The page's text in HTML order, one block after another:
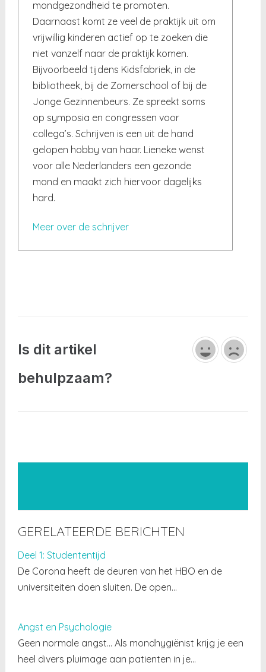
mondgezondheid te promoten.
Daarnaast komt ze veel de praktijk uit om
vrijwillig kinderen actief op te zoeken die
niet vanzelf naar de praktijk komen.
Bijvoorbeeld tijdens Kidsfabriek, in de
bibliotheek, bij de Zomerschool of bij de
Jonge Gezinnenbeurs. Ze spreekt soms
op symposia en congressen voor
collega’s. Schrijven is een uit de hand
gelopen hobby van haar. Lieneke wenst
voor alle Nederlanders een gezonde
mond en maakt zich hiervoor dagelijks
hard.
Meer over de schrijver
Is dit artikel
behulpzaam?
GERELATEERDE BERICHTEN
Deel 1: Studententijd
De Corona heeft de deuren van het HBO en de
universiteiten doen sluiten. De open…
Angst en Psychologie
Geen normale angst… Als mondhygiënist krijg je een
heel divers pluimage aan patienten in je…